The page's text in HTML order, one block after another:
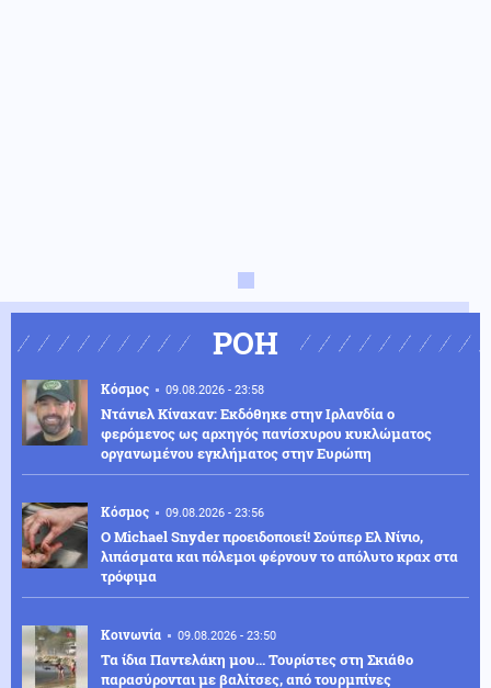
ΡΟΗ
Κόσμος 09.08.2026 - 23:58
Ντάνιελ Κίναχαν: Εκδόθηκε στην Ιρλανδία ο
φερόμενος ως αρχηγός πανίσχυρου κυκλώματος
οργανωμένου εγκλήματος στην Ευρώπη
Κόσμος 09.08.2026 - 23:56
Ο Michael Snyder προειδοποιεί! Σούπερ Ελ Νίνιο,
λιπάσματα και πόλεμοι φέρνουν το απόλυτο κραχ στα
τρόφιμα
Κοινωνία 09.08.2026 - 23:50
Τα ίδια Παντελάκη μου... Τουρίστες στη Σκιάθο
παρασύρονται με βαλίτσες, από τουρμπίνες